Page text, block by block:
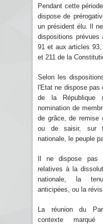
Pendant cette
dispose de
un président élu. Il
dispositions
91 et aux articles
et 211 de la
Selon les
l'Etat ne dispose pas
de la République
nomination de
de grâce, de remise
ou de saisir, sur
nationale, le peuple
Il ne dispose pas
relatives à la
nationale, la
anticipées, ou la
La réunion du
contexte